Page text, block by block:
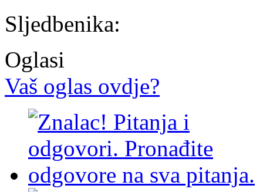
Sljedbenika:
Oglasi
Vaš oglas ovdje?